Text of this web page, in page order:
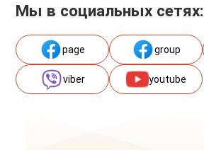
Мы в социальных сетях:
page group
viber youtube